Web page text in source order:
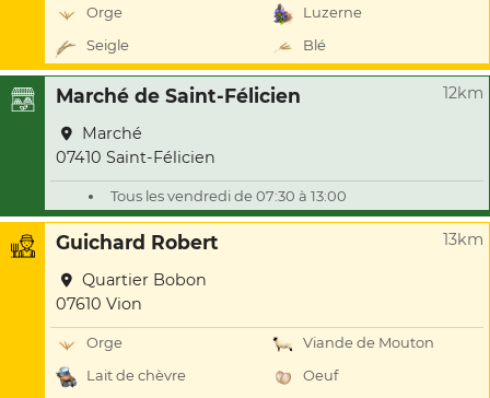
Orge
Luzerne
Seigle
Blé
Marché de Saint-Félicien 12km
Marché
07410 Saint-Félicien
Tous les vendredi de 07:30 à 13:00
Guichard Robert 13km
Quartier Bobon
07610 Vion
Orge
Viande de Mouton
Lait de chèvre
Oeuf